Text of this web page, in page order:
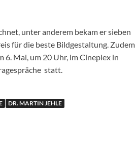
unter anderem bekam er sieben
für die beste Bildgestaltung. Zudem
6. Mai, um 20 Uhr, im Cineplex in
statt.
DR. MARTIN JEHLE